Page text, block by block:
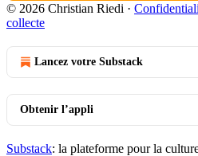
© 2026 Christian Riedi ·
collecte
Lancez votre Substack
Obtenir l’appli
Substack: la plateforme pour la